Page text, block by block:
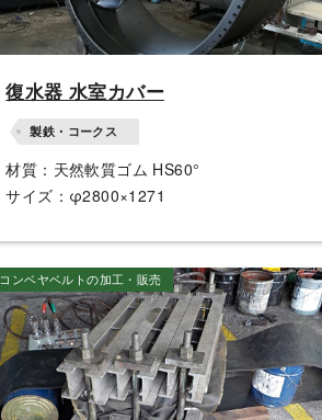
復水器 水室カバー
製鉄・コークス
材質：天然軟質ゴム HS60°
サイズ：φ2800×1271
コンベヤベルトの加工・販売